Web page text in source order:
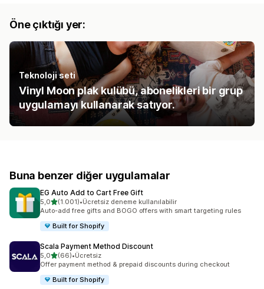
Öne çıktığı yer:
Teknoloji seti
Vinyl Moon plak kulübü, abonelikleri bir grup
uygulamayı kullanarak satıyor.
Buna benzer diğer uygulamalar
EG Auto Add to Cart Free Gift
5,05 yıldız üzerinden
(1.001)
toplam 1001 değerlendirme
•Ücretsiz deneme kullanılabilir
Auto-add free gifts and BOGO offers with smart targeting rules
Built for Shopify
Scala Payment Method Discount
5,05 yıldız üzerinden
(66)
toplam 66 değerlendirme
•Ücretsiz
Offer payment method & prepaid discounts during checkout
Built for Shopify